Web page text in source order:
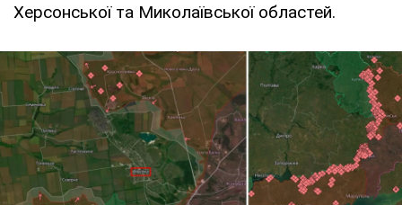
Херсонської та Миколаївської областей.